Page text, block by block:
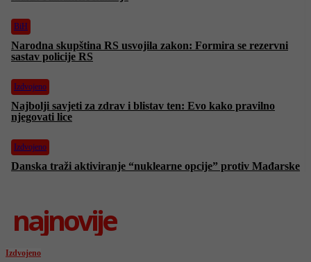
BiH
Narodna skupština RS usvojila zakon: Formira se rezervni
sastav policije RS
Izdvojeno
Najbolji savjeti za zdrav i blistav ten: Evo kako pravilno
njegovati lice
Izdvojeno
Danska traži aktiviranje “nuklearne opcije” protiv Mađarske
najnovije
Izdvojeno